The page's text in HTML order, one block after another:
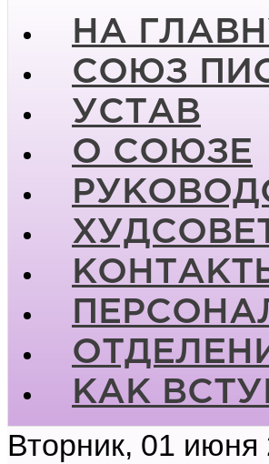
НА
СОЮЗ
УСТАВ
О СОЮЗЕ
КАК
Вторник, 01 июня